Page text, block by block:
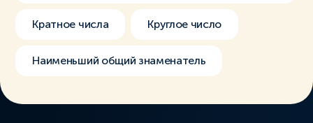
Кратное числа Круглое число
Наименьший общий знаменатель